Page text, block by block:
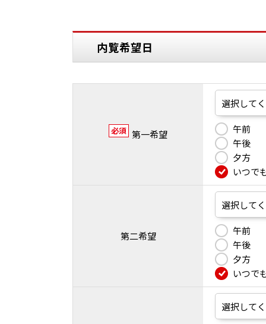
内覧希望日
必須 第一希望
午前
午後
夕方
いつで
第二希望
午前
午後
夕方
いつで